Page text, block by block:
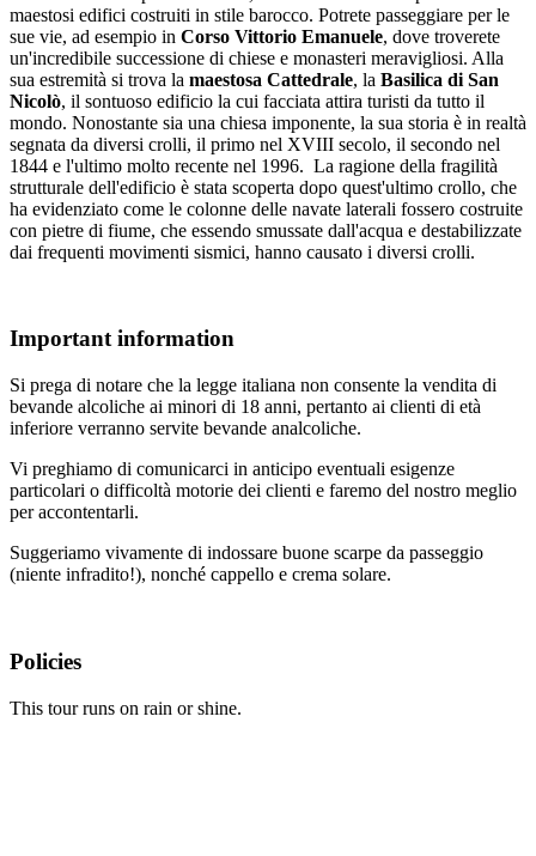
maestosi edifici costruiti in stile barocco. Potrete passeggiare per le
sue vie, ad esempio in Corso Vittorio Emanuele, dove troverete
un'incredibile successione di chiese e monasteri meravigliosi. Alla
sua estremità si trova la maestosa Cattedrale, la Basilica di San
Nicolò, il sontuoso edificio la cui facciata attira turisti da tutto il
mondo. Nonostante sia una chiesa imponente, la sua storia è in realtà
segnata da diversi crolli, il primo nel XVIII secolo, il secondo nel
1844 e l'ultimo molto recente nel 1996. La ragione della fragilità
strutturale dell'edificio è stata scoperta dopo quest'ultimo crollo, che
ha evidenziato come le colonne delle navate laterali fossero costruite
con pietre di fiume, che essendo smussate dall'acqua e destabilizzate
dai frequenti movimenti sismici, hanno causato i diversi crolli.
Important information
Si prega di notare che la legge italiana non consente la vendita di
bevande alcoliche ai minori di 18 anni, pertanto ai clienti di età
inferiore verranno servite bevande analcoliche.
Vi preghiamo di comunicarci in anticipo eventuali esigenze
particolari o difficoltà motorie dei clienti e faremo del nostro meglio
per accontentarli.
Suggeriamo vivamente di indossare buone scarpe da passeggio
(niente infradito!), nonché cappello e crema solare.
Policies
This tour runs on rain or shine.